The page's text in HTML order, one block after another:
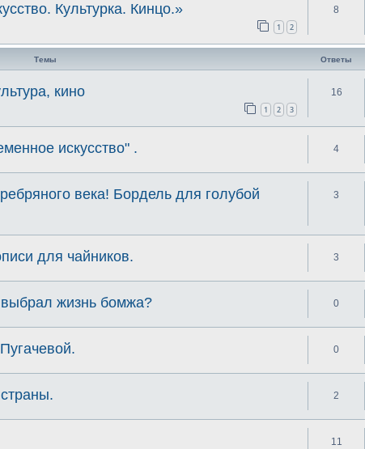
Культурка. Кинцо.»
1 2
8
Темы Ответы
кино
1 2 3
16
искусство" . 4
века! Бордель для голубой
3
для чайников. 3
жизнь бомжа? 0
0
2
11